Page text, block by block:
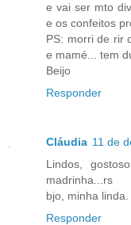
e vai ser mto
e os confeitos
PS: morri de rir
e mamé... tem
Beijo
Responder
Cláudia 11 de
Lindos,
madrinha...rs
bjo, minha linda.
Responder